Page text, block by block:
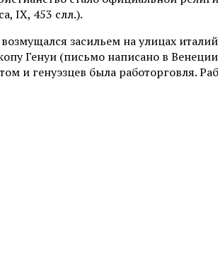
IX, 453 слл.).
засильем на улицах
Генуи (письмо написано в
и генуэзцев была работорговля.